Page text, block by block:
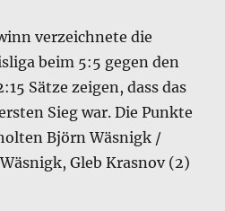
verzeichnete die
beim 5:5 gegen den
Sätze zeigen, dass das
Sieg war. Die Punkte
Björn Wäsnigk /
Gleb Krasnov (2)